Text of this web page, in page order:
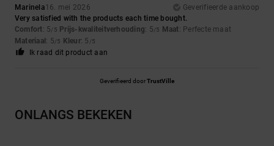
Marinela16. mei 2026
Geverifieerde aankoop
Very satisfied with the products each time bought.
Comfort: 5/5 Prijs-kwaliteitverhouding: 5/5 Maat: Perfecte maat
Materiaal: 5/5 Kleur: 5 /5
Ik raad dit product aan
Geverifieerd doorTrustVille
ONLANGS BEKEKEN